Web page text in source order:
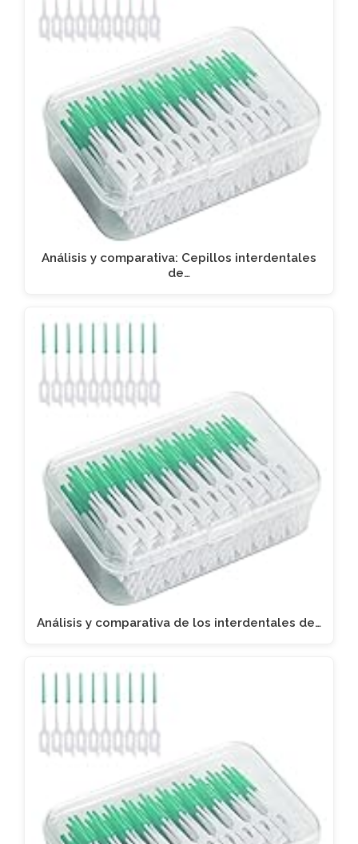
Análisis y comparativa: Cepillos interdentales
de…
Análisis y comparativa de los interdentales de…